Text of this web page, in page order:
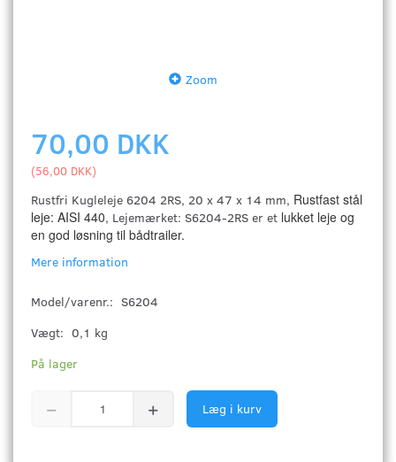
Zoom
70,00 DKK
(56,00 DKK)
Rustfri Kugleleje 6204 2RS, 20 x 47 x 14 mm, Rustfast stål
leje: AISI 440, Lejemærket: S6204-2RS er et lukket leje og
en god løsning til bådtrailer.
Mere information
Model/varenr.: S6204
Vægt: 0,1 kg
På lager
Læg i kurv